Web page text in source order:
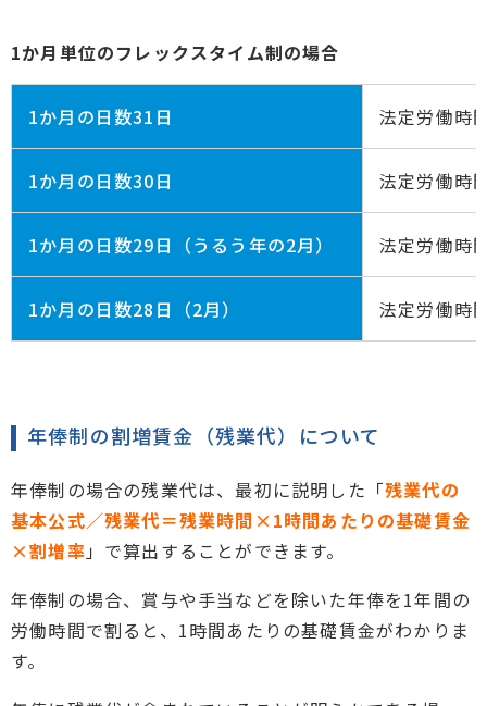
1か月単位のフレックスタイム制の場合
1か月の日数31日 法定労働時
1か月の日数30日 法定労働時
1か月の日数29日（うるう年の2月） 法定労働時
1か月の日数28日（2月） 法定労働時
年俸制の割増賃金（残業代）について
年俸制の場合の残業代は、最初に説明した「残業代の
基本公式／残業代＝残業時間×1時間あたりの基礎賃金
×割増率 」で算出することができます。
年俸制の場合、賞与や手当などを除いた年俸を1年間の
労働時間で割ると、1時間あたりの基礎賃金がわかりま
す。